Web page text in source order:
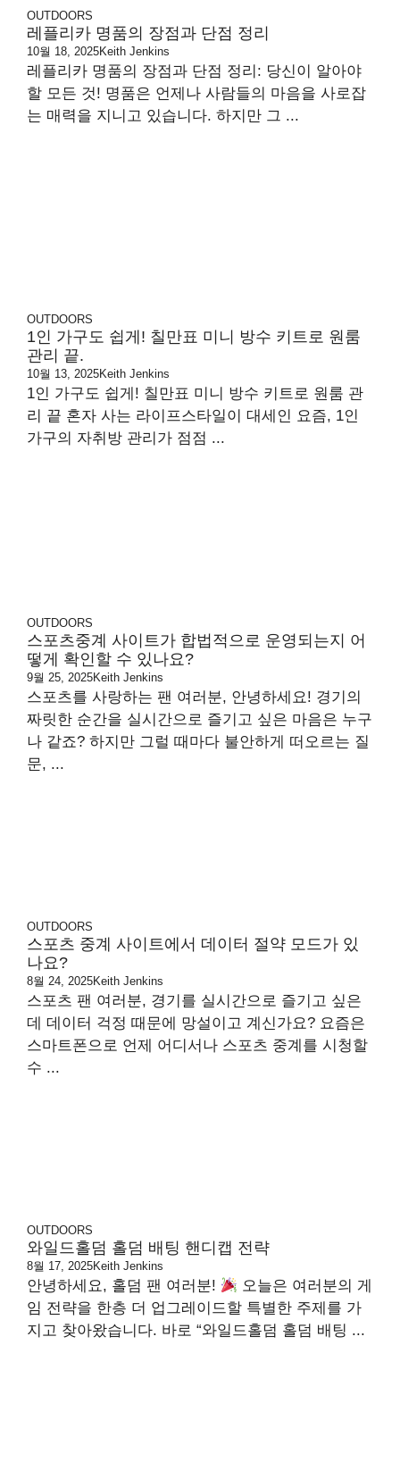
OUTDOORS
레플리카 명품의 장점과 단점 정리
10월 18, 2025Keith Jenkins
레플리카 명품의 장점과 단점 정리: 당신이 알아야
할 모든 것! 명품은 언제나 사람들의 마음을 사로잡
는 매력을 지니고 있습니다. 하지만 그 ...
OUTDOORS
1인 가구도 쉽게! 칠만표 미니 방수 키트로 원룸
관리 끝.
10월 13, 2025Keith Jenkins
1인 가구도 쉽게! 칠만표 미니 방수 키트로 원룸 관
리 끝 혼자 사는 라이프스타일이 대세인 요즘, 1인
가구의 자취방 관리가 점점 ...
OUTDOORS
스포츠중계 사이트가 합법적으로 운영되는지 어
떻게 확인할 수 있나요?
9월 25, 2025Keith Jenkins
스포츠를 사랑하는 팬 여러분, 안녕하세요! 경기의
짜릿한 순간을 실시간으로 즐기고 싶은 마음은 누구
나 같죠? 하지만 그럴 때마다 불안하게 떠오르는 질
문, ...
OUTDOORS
스포츠 중계 사이트에서 데이터 절약 모드가 있
나요?
8월 24, 2025Keith Jenkins
스포츠 팬 여러분, 경기를 실시간으로 즐기고 싶은
데 데이터 걱정 때문에 망설이고 계신가요? 요즘은
스마트폰으로 언제 어디서나 스포츠 중계를 시청할
수 ...
OUTDOORS
와일드홀덤 홀덤 배팅 핸디캡 전략
8월 17, 2025Keith Jenkins
안녕하세요, 홀덤 팬 여러분!
오늘은 여러분의 게
임 전략을 한층 더 업그레이드할 특별한 주제를 가
지고 찾아왔습니다. 바로 “와일드홀덤 홀덤 배팅 ...